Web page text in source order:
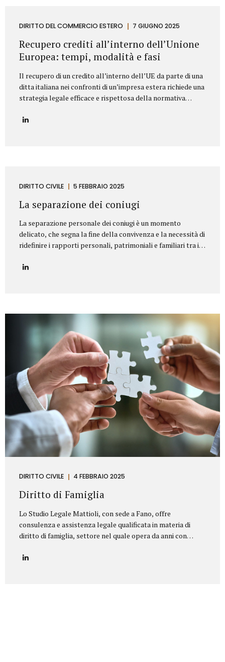
Contract. Oggetto del contratto: chiarezza e dettaglio
preciso e puntuale....
DIRITTO DEL COMMERCIO ESTERO 7 GIUGNO 2025
Recupero crediti all’interno dell’Unione
Europea: tempi, modalità e fasi
Il recupero di un credito all’interno dell’UE da parte di una
ditta italiana nei confronti di un’impresa estera richiede una
strategia legale efficace e rispettosa della normativa
assistenza completa per tutelare i diritti delle imprese
degli interessi maturati e dell’intenzione di agire
spesso risolutiva, mira a evitare...
DIRITTO CIVILE 5 FEBBRAIO 2025
La separazione dei coniugi
La separazione personale dei coniugi è un momento
delicato, che segna la fine della convivenza e la necessità di
ridefinire i rapporti personali, patrimoniali e familiari tra i
assistenza completa e personalizzata in tutte le tipologie
supporto legale e umano per giungere a soluzioni
equilibrate e sostenibili. In particolare, ci occupiamo di:
Consulenza preliminare per comprendere la situazione
familiare e individuare la procedura più adatta...
DIRITTO CIVILE 4 FEBBRAIO 2025
Diritto di Famiglia
Lo Studio Legale Mattioli, con sede a Fano, offre
consulenza e assistenza legale qualificata in materia di
diritto di famiglia, settore nel quale opera da anni con
consolidata, lo Studio affronta con professionalità tutte le